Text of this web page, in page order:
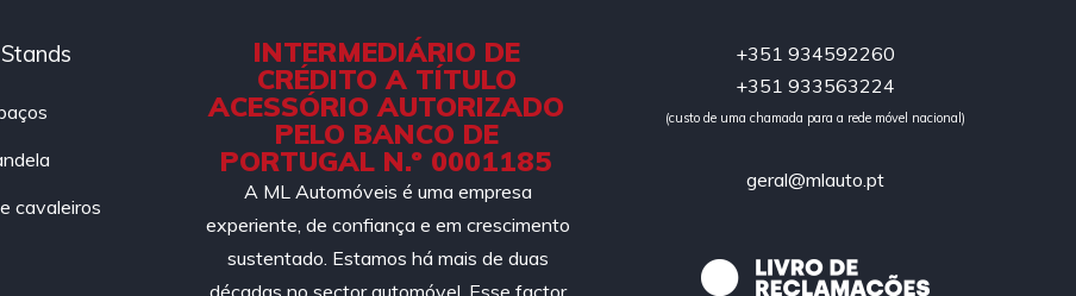
cavaleiros
INTERMEDIÁRIO DE
CRÉDITO A TÍTULO
ACESSÓRIO AUTORIZADO
PELO BANCO DE
PORTUGAL N.º 0001185
A ML Automóveis é uma empresa
experiente, de confiança e em crescimento
sustentado. Estamos há mais de duas
+351 934592260
+351 933563224
(custo de uma chamada para a rede móvel nacional)
geral@mlauto.pt